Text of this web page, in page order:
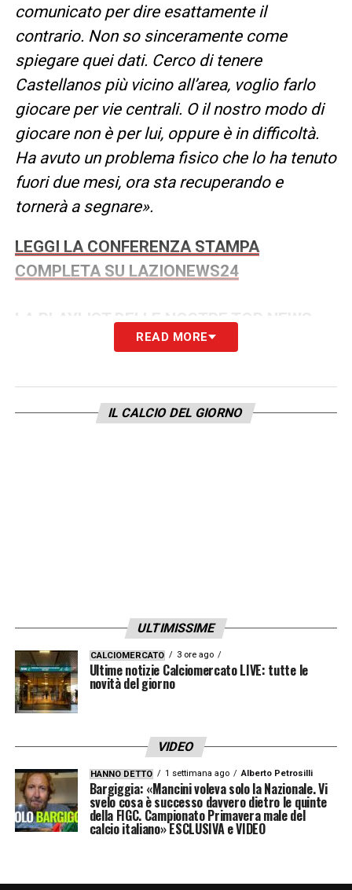
comunicato per dire esattamente il
contrario. Non so sinceramente come
spiegare quei dati. Cerco di tenere
Castellanos più vicino all’area, voglio farlo
giocare per vie centrali. O il nostro modo di
giocare non è per lui, oppure è in difficoltà.
Ha avuto un problema fisico che lo ha tenuto
fuori due mesi, ora sta recuperando e
tornerà a segnare».
LEGGI LA CONFERENZA STAMPA
COMPLETA SU LAZIONEWS24
LA PLAYLIST DELLE NOSTRE TOP NEWS
READ MORE
IL CALCIO DEL GIORNO
ULTIMISSIME
CALCIOMERCATO 3 ore ago
Ultime notizie Calciomercato LIVE: tutte le
novità del giorno
VIDEO
HANNO DETTO 1 settimana ago Alberto Petrosilli
Bargiggia: «Mancini voleva solo la Nazionale. Vi
svelo cosa è successo davvero dietro le quinte
della FIGC. Campionato Primavera male del
calcio italiano» ESCLUSIVA e VIDEO